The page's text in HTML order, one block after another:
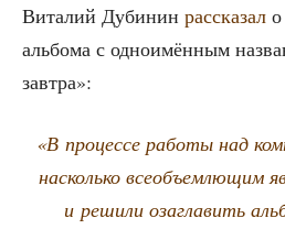
Вита­лий Дуби­нин рас­ска­зал
аль­бо­ма с одно­имён­ным
завтра»:
«В про­цес­се рабо­ты над
насколь­ко все­объ­ем­лю­щим
и реши­ли оза­гла­вить